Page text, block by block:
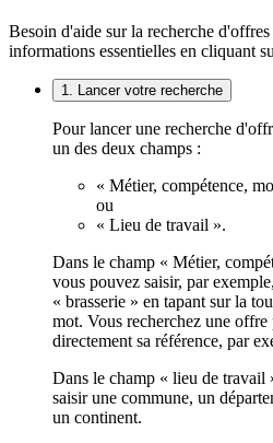
Besoin d'aide sur la recherche
informations essentielles en cliquant
1. Lancer votre recherche
Pour lancer une recherche
un des deux champs :
« Métier, compétence,
ou
« Lieu de travail ».
Dans le champ « Métier,
vous pouvez saisir, par
« brasserie » en tapant sur la
mot. Vous recherchez une offre
directement sa référence, par
Dans le champ « lieu de travail
saisir une commune, un
un continent.